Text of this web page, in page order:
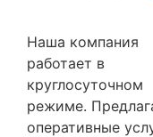
Наша компания
работает в
круглосуточном
режиме.
оперативные